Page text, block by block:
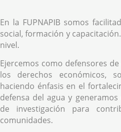
En la FUPNAPIB somos
social, formación y
nivel.
Ejercemos como defensores
los derechos económicos,
haciendo énfasis en el
defensa del agua y
de investigación para
comunidades.